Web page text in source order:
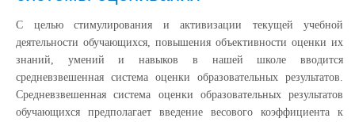
С целью стимулирования и активизации текущей учебной
деятельности обучающихся, повышения объективности оценки их
знаний, умений и навыков в нашей школе вводится
средневзвешенная система оценки образовательных результатов.
Средневзвешенная система оценки образовательных результатов
обучающихся предполагает введение весового коэффициента к